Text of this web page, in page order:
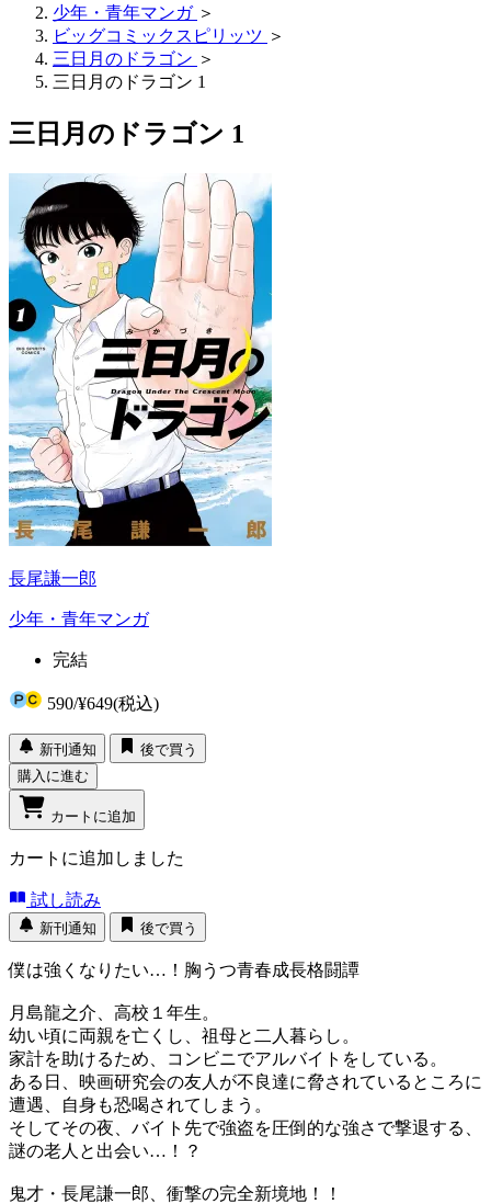
少年・青年マンガ ＞
ビッグコミックスピリッツ ＞
三日月のドラゴン ＞
三日月のドラゴン 1
三日月のドラゴン 1
長尾謙一郎
少年・青年マンガ
完結
590/¥649(税込)
新刊通知
後で買う
購入に進む
カートに追加
カートに追加しました
試し読み
新刊通知 後で買う
僕は強くなりたい…！胸うつ青春成長格闘譚
月島龍之介、高校１年生。
幼い頃に両親を亡くし、祖母と二人暮らし。
家計を助けるため、コンビニでアルバイトをしている。
ある日、映画研究会の友人が不良達に脅されているところに
遭遇、自身も恐喝されてしまう。
そしてその夜、バイト先で強盗を圧倒的な強さで撃退する、
謎の老人と出会い…！？
鬼才・長尾謙一郎、衝撃の完全新境地！！